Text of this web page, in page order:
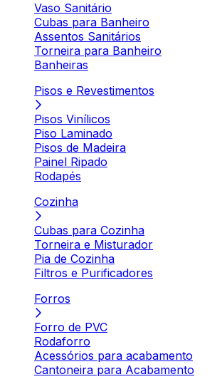
Vaso Sanitário
Cubas para Banheiro
Assentos Sanitários
Torneira para Banheiro
Banheiras
Pisos e Revestimentos
Pisos Vinílicos
Piso Laminado
Pisos de Madeira
Painel Ripado
Rodapés
Cozinha
Cubas para Cozinha
Torneira e Misturador
Pia de Cozinha
Filtros e Purificadores
Forros
Forro de PVC
Rodaforro
Acessórios para acabamento
Cantoneira para Acabamento